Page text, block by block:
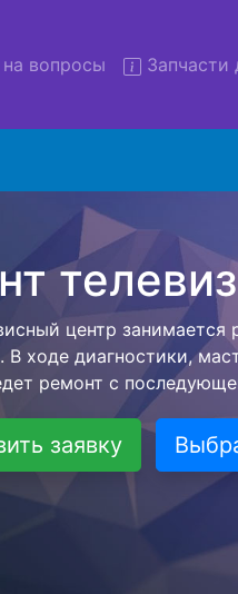
вопросы Запчасти
сервис
с вывозом в
специалист заберет
Оговоренная
заявку